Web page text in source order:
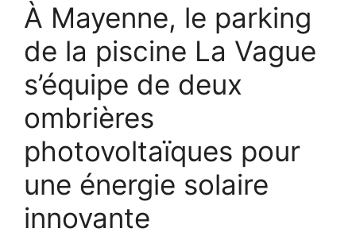
À Mayenne, le parking
de la piscine La Vague
s’équipe de deux
ombrières
photovoltaïques pour
une énergie solaire
innovante